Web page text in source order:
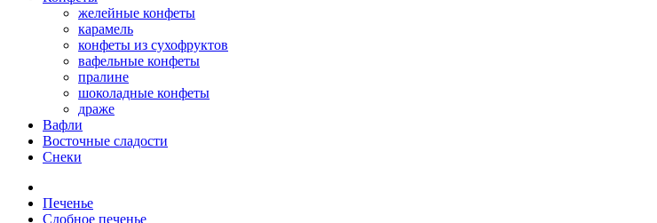
желейные конфеты
карамель
конфеты из сухофруктов
вафельные конфеты
пралине
шоколадные конфеты
драже
Вафли
Восточные сладости
Снеки
Печенье
Сдобное печенье